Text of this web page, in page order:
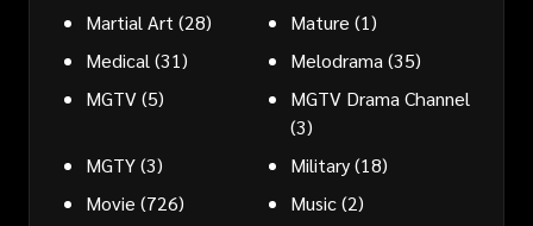
Martial Art (28) Mature (1)
Medical (31) Melodrama (35)
MGTV(5)
MGTV Drama Channel
(3)
MGTY(3) Military(18)
Movie (726) Music(2)